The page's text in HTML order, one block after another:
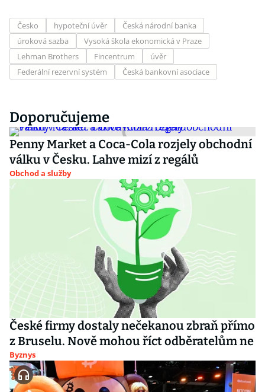
Česko hypoteční úvěr
Česká národní banka
úroková sazba
Vysoká škola ekonomická v Praze
Lehman Brothers
Fincentrum
úvěr
Federální rezervní systém
Česká bankovní asociace
Doporučujeme
Penny Market a Coca-Cola rozjely obchodní
válku v Česku. Lahve mizí z regálů
Obchod a služby
České firmy dostaly nečekanou zbraň přímo
z Bruselu. Nově mohou říct odběratelům ne
Byznys